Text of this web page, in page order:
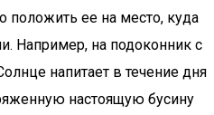
положить ее на место, куда
Например, на подоконник с
напитает в течение дня
настоящую бусину